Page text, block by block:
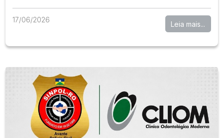
17/06/2026 Leia mais...